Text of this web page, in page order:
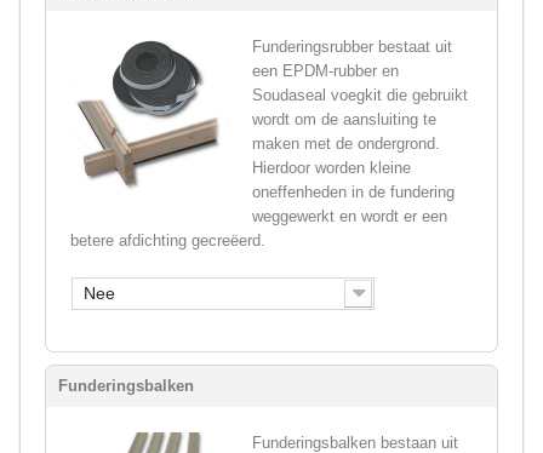
Funderingsrubber bestaat uit
een EPDM-rubber en
Soudaseal voegkit die gebruikt
wordt om de aansluiting te
maken met de ondergrond.
Hierdoor worden kleine
oneffenheden in de fundering
weggewerkt en wordt er een
betere afdichting gecreëerd.
Nee
Funderingsbalken
Funderingsbalken bestaan uit